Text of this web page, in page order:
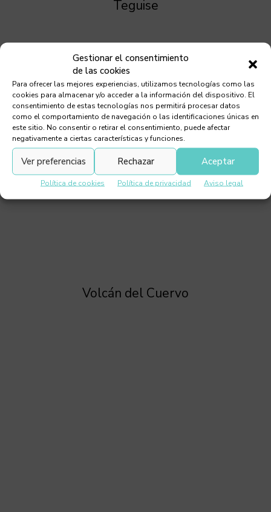
Gestionar el consentimiento
de las cookies
Para ofrecer las mejores experiencias, utilizamos tecnologías como las
cookies para almacenar y/o acceder a la información del dispositivo. El
consentimiento de estas tecnologías nos permitirá procesar datos
como el comportamiento de navegación o las identificaciones únicas en
este sitio. No consentir o retirar el consentimiento, puede afectar
negativamente a ciertas características y funciones.
Aceptar
Rechazar
Ver preferencias
Política de cookies Política de privacidad Aviso legal
Teguise
Volcán del Cuervo